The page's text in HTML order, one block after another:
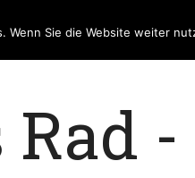
Wenn Sie die Website weiter